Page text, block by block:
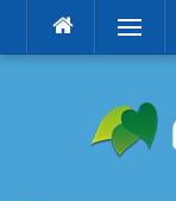
テ
メニュー